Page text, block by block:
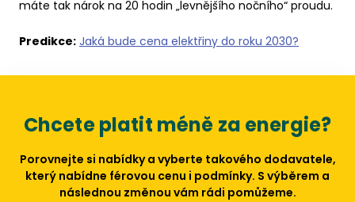
máte tak nárok na 20 hodin „levnějšího nočního“ proudu.
Predikce: Jaká bude cena elektřiny do roku 2030?
Chcete platit méně za energie?
Porovnejte si nabídky a vyberte takového dodavatele,
který nabídne férovou cenu i podmínky. S výběrem a
následnou změnou vám rádi pomůžeme.